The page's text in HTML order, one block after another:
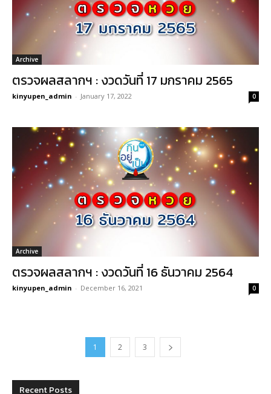
Archive
ตรวจผลสลากฯ : งวดวันที่ 17 มกราคม 2565
kinyupen_admin - January 17, 2022 0
Archive
ตรวจผลสลากฯ : งวดวันที่ 16 ธันวาคม 2564
kinyupen_admin - December 16, 2021 0
1 2 3
Recent Posts